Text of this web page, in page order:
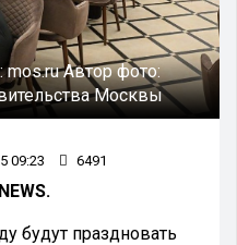
mos.ruАвтор фото:
Москвы
09:23 6491
будут праздновать